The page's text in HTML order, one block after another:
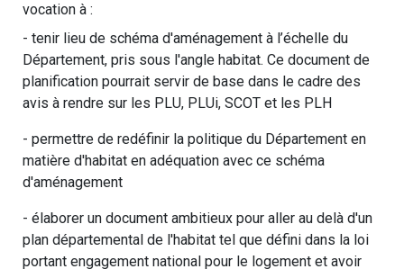
vocation à :
- tenir lieu de schéma d'aménagement à l’échelle du
Département, pris sous l'angle habitat. Ce document de
planification pourrait servir de base dans le cadre des
avis à rendre sur les PLU, PLUi, SCOT et les PLH
- permettre de redéfinir la politique du Département en
matière d'habitat en adéquation avec ce schéma
d'aménagement
- élaborer un document ambitieux pour aller au delà d'un
plan départemental de l'habitat tel que défini dans la loi
portant engagement national pour le logement et avoir